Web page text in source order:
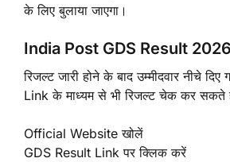
के लिए बुलाया जाएगा।
India Post GDS Result
रिजल्ट जारी होने के बाद उम्मीदवार नीचे
Link के माध्यम से भी रिजल्ट चेक कर सकते
Official Website खोलें
GDS Result Link पर क्लिक करें